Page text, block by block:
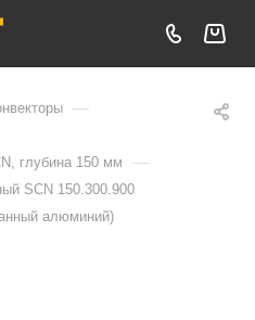
—
глубина 150 мм —
SCN 150.300.900
алюминий)